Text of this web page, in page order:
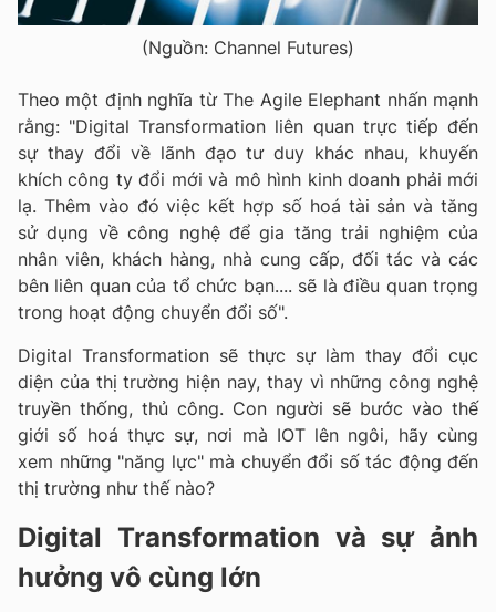
(Nguồn: Channel Futures)
Theo một định nghĩa từ The Agile Elephant nhấn mạnh
rằng: "Digital Transformation liên quan trực tiếp đến
sự thay đổi về lãnh đạo tư duy khác nhau, khuyến
khích công ty đổi mới và mô hình kinh doanh phải mới
lạ. Thêm vào đó việc kết hợp số hoá tài sản và tăng
sử dụng về công nghệ để gia tăng trải nghiệm của
nhân viên, khách hàng, nhà cung cấp, đối tác và các
bên liên quan của tổ chức bạn.... sẽ là điều quan trọng
trong hoạt động chuyển đổi số".
Digital Transformation sẽ thực sự làm thay đổi cục
diện của thị trường hiện nay, thay vì những công nghệ
truyền thống, thủ công. Con người sẽ bước vào thế
giới số hoá thực sự, nơi mà IOT lên ngôi, hãy cùng
xem những "năng lực" mà chuyển đổi số tác động đến
thị trường như thế nào?
Digital Transformation và sự ảnh
hưởng vô cùng lớn